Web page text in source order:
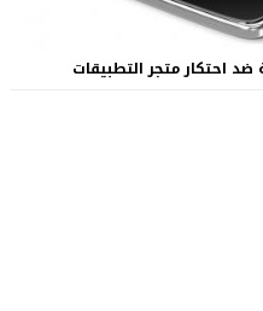
احتكار متجر التطبيقات